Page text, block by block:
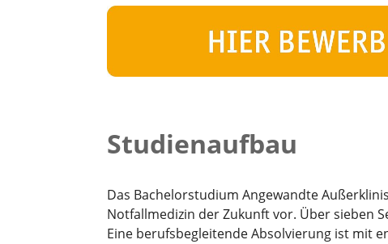
Studienaufbau
Das Bachelorstudium Angewandte
Notfallmedizin der Zukunft vor. Über sieben
Eine berufsbegleitende Absolvierung ist mit